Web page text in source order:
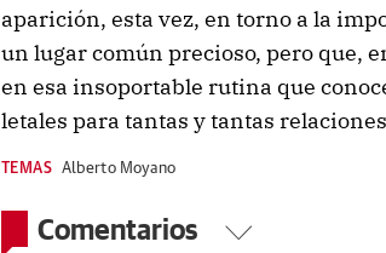
aparición, esta vez, en torno a la
un lugar común precioso, pero que,
en esa insoportable rutina que
letales para tantas y tantas
TEMAS Alberto Moyano
Comentarios